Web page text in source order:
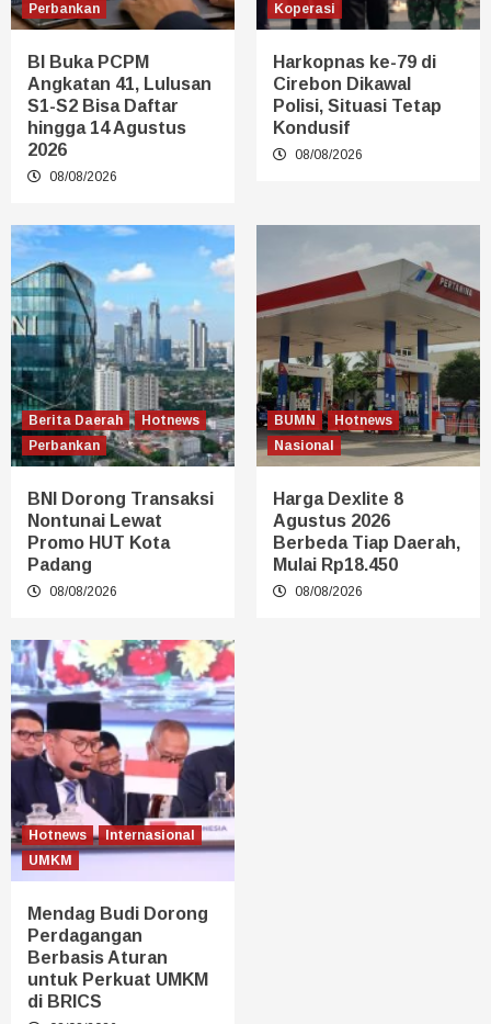
Perbankan
BI Buka PCPM
Angkatan 41, Lulusan
S1-S2 Bisa Daftar
hingga 14 Agustus
2026
08/08/2026
Koperasi
Harkopnas ke-79 di
Cirebon Dikawal
Polisi, Situasi Tetap
Kondusif
08/08/2026
Berita Daerah
Hotnews
Perbankan
BNI Dorong Transaksi
Nontunai Lewat
Promo HUT Kota
Padang
08/08/2026
BUMN
Hotnews
Nasional
Harga Dexlite 8
Agustus 2026
Berbeda Tiap Daerah,
Mulai Rp18.450
08/08/2026
Hotnews
Internasional
UMKM
Mendag Budi Dorong
Perdagangan
Berbasis Aturan
untuk Perkuat UMKM
di BRICS